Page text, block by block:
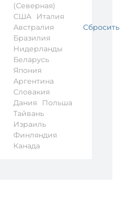
(Северная)
США
Италия
Австралия
Бразилия
Нидерланды
Беларусь
Япония
Аргентина
Словакия
Дания
Польша
Тайвань
Израиль
Финляндия
Канада
Сбросить